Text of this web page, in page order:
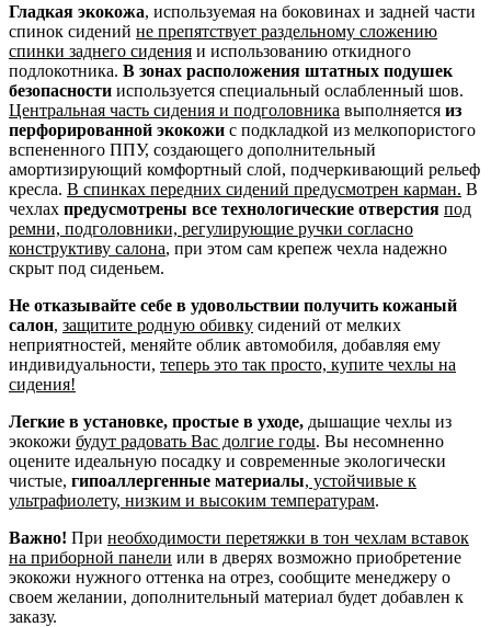
Гладкая экокожа, используемая на боковинах и задней части
спинок сидений не препятствует раздельному сложению
спинки заднего сидения и использованию откидного
подлокотника. В зонах расположения штатных подушек
безопасности используется специальный ослабленный шов.
Центральная часть сидения и подголовника выполняется из
перфорированной экокожи с подкладкой из мелкопористого
вспененного ППУ, создающего дополнительный
амортизирующий комфортный слой, подчеркивающий рельеф
кресла. В спинках передних сидений предусмотрен карман. В
чехлах предусмотрены все технологические отверстия под
ремни, подголовники, регулирующие ручки согласно
конструктиву салона, при этом сам крепеж чехла надежно
скрыт под сиденьем.
Не отказывайте себе в удовольствии получить кожаный
салон, защитите родную обивку сидений от мелких
неприятностей, меняйте облик автомобиля, добавляя ему
индивидуальности, теперь это так просто, купите чехлы на
сидения!
Легкие в установке, простые в уходе, дышащие чехлы из
экокожи будут радовать Вас долгие годы. Вы несомненно
оцените идеальную посадку и современные экологически
чистые, гипоаллергенные материалы, устойчивые к
ультрафиолету, низким и высоким температурам.
Важно! При необходимости перетяжки в тон чехлам вставок
на приборной панели или в дверях возможно приобретение
экокожи нужного оттенка на отрез, сообщите менеджеру о
своем желании, дополнительный материал будет добавлен к
заказу.